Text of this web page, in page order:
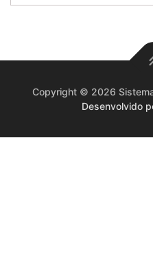
Copyright © 2026
Desenvolvido